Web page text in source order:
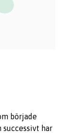
började
successivt har